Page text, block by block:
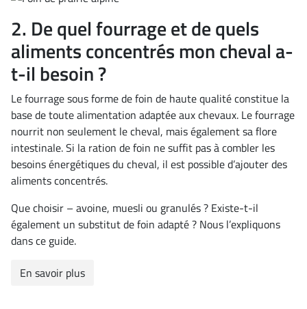
2. De quel fourrage et de quels
aliments concentrés mon cheval a-
t-il besoin ?
Le fourrage sous forme de foin de haute qualité constitue la
base de toute alimentation adaptée aux chevaux. Le fourrage
nourrit non seulement le cheval, mais également sa flore
intestinale. Si la ration de foin ne suffit pas à combler les
besoins énergétiques du cheval, il est possible d’ajouter des
aliments concentrés.
Que choisir – avoine, muesli ou granulés ? Existe-t-il
également un substitut de foin adapté ? Nous l’expliquons
dans ce guide.
En savoir plus